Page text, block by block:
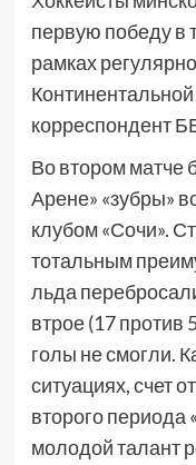
первую победу в
рамках
корреспондент
Во втором матче
Арене» «зубры»
клубом «Сочи».
тотальным
льда
втрое (17 против
голы не смогли.
ситуациях, счет
второго периода
молодой талант